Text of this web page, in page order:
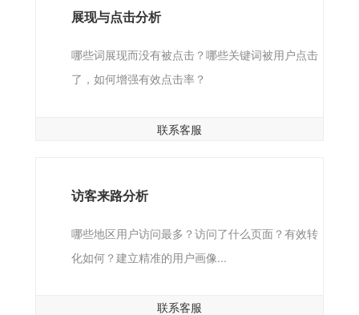
展现与点击分析
哪些词展现而没有被点击？哪些关键词被用户点击
了，如何增强有效点击率？
联系客服
访客来路分析
哪些地区用户访问最多？访问了什么页面？有效转
化如何？建立精准的用户画像...
联系客服